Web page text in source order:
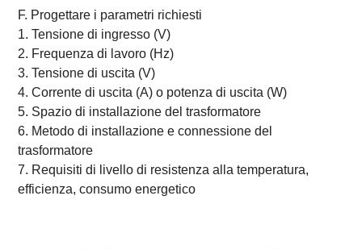
F. Progettare i parametri richiesti
1. Tensione di ingresso (V)
2. Frequenza di lavoro (Hz)
3. Tensione di uscita (V)
4. Corrente di uscita (A) o potenza di uscita (W)
5. Spazio di installazione del trasformatore
6. Metodo di installazione e connessione del
trasformatore
7. Requisiti di livello di resistenza alla temperatura,
efficienza, consumo energetico